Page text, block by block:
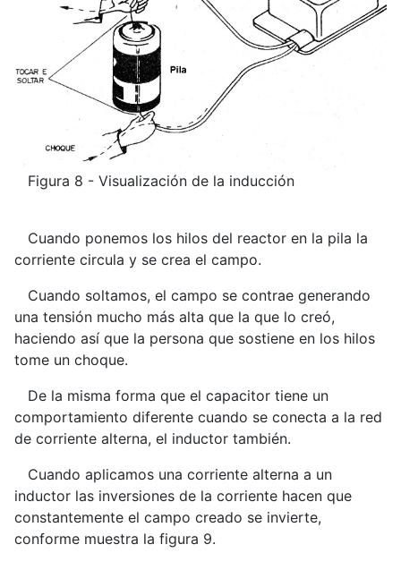
Figura 8 - Visualización de la inducción
Cuando ponemos los hilos del reactor en la pila la
corriente circula y se crea el campo.
Cuando soltamos, el campo se contrae generando
una tensión mucho más alta que la que lo creó,
haciendo así que la persona que sostiene en los hilos
tome un choque.
De la misma forma que el capacitor tiene un
comportamiento diferente cuando se conecta a la red
de corriente alterna, el inductor también.
Cuando aplicamos una corriente alterna a un
inductor las inversiones de la corriente hacen que
constantemente el campo creado se invierte,
conforme muestra la figura 9.